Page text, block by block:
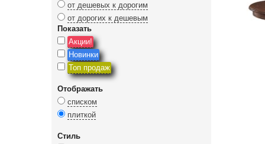
от дешевых к дорогим
от дорогих к дешевым
Показать
Акции!
Новинки
Топ продаж
Отображать
списком
плиткой
Стиль